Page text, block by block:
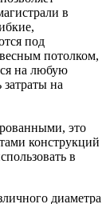
в
под
потолком,
на любую
на
это
конструкций
в
диаметра